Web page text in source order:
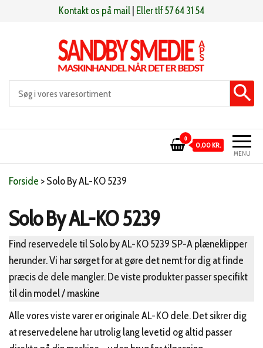
Kontakt os på mail Eller tlf 57 64 31 54
Sandby smeden Maskinhandel når det er bedst
MENU
0
0,00 KR.
Forside >Solo By AL-KO 5239
Solo By AL-KO 5239
Find reservedele til Solo by AL-KO 5239 SP-A plæneklipper
herunder. Vi har sørget for at gøre det nemt for dig at finde
præcis de dele mangler. De viste produkter passer specifikt
til din model / maskine
Alle vores viste varer er originale AL-KO dele. Det sikrer dig
at reservedelene har utrolig lang levetid og altid passer